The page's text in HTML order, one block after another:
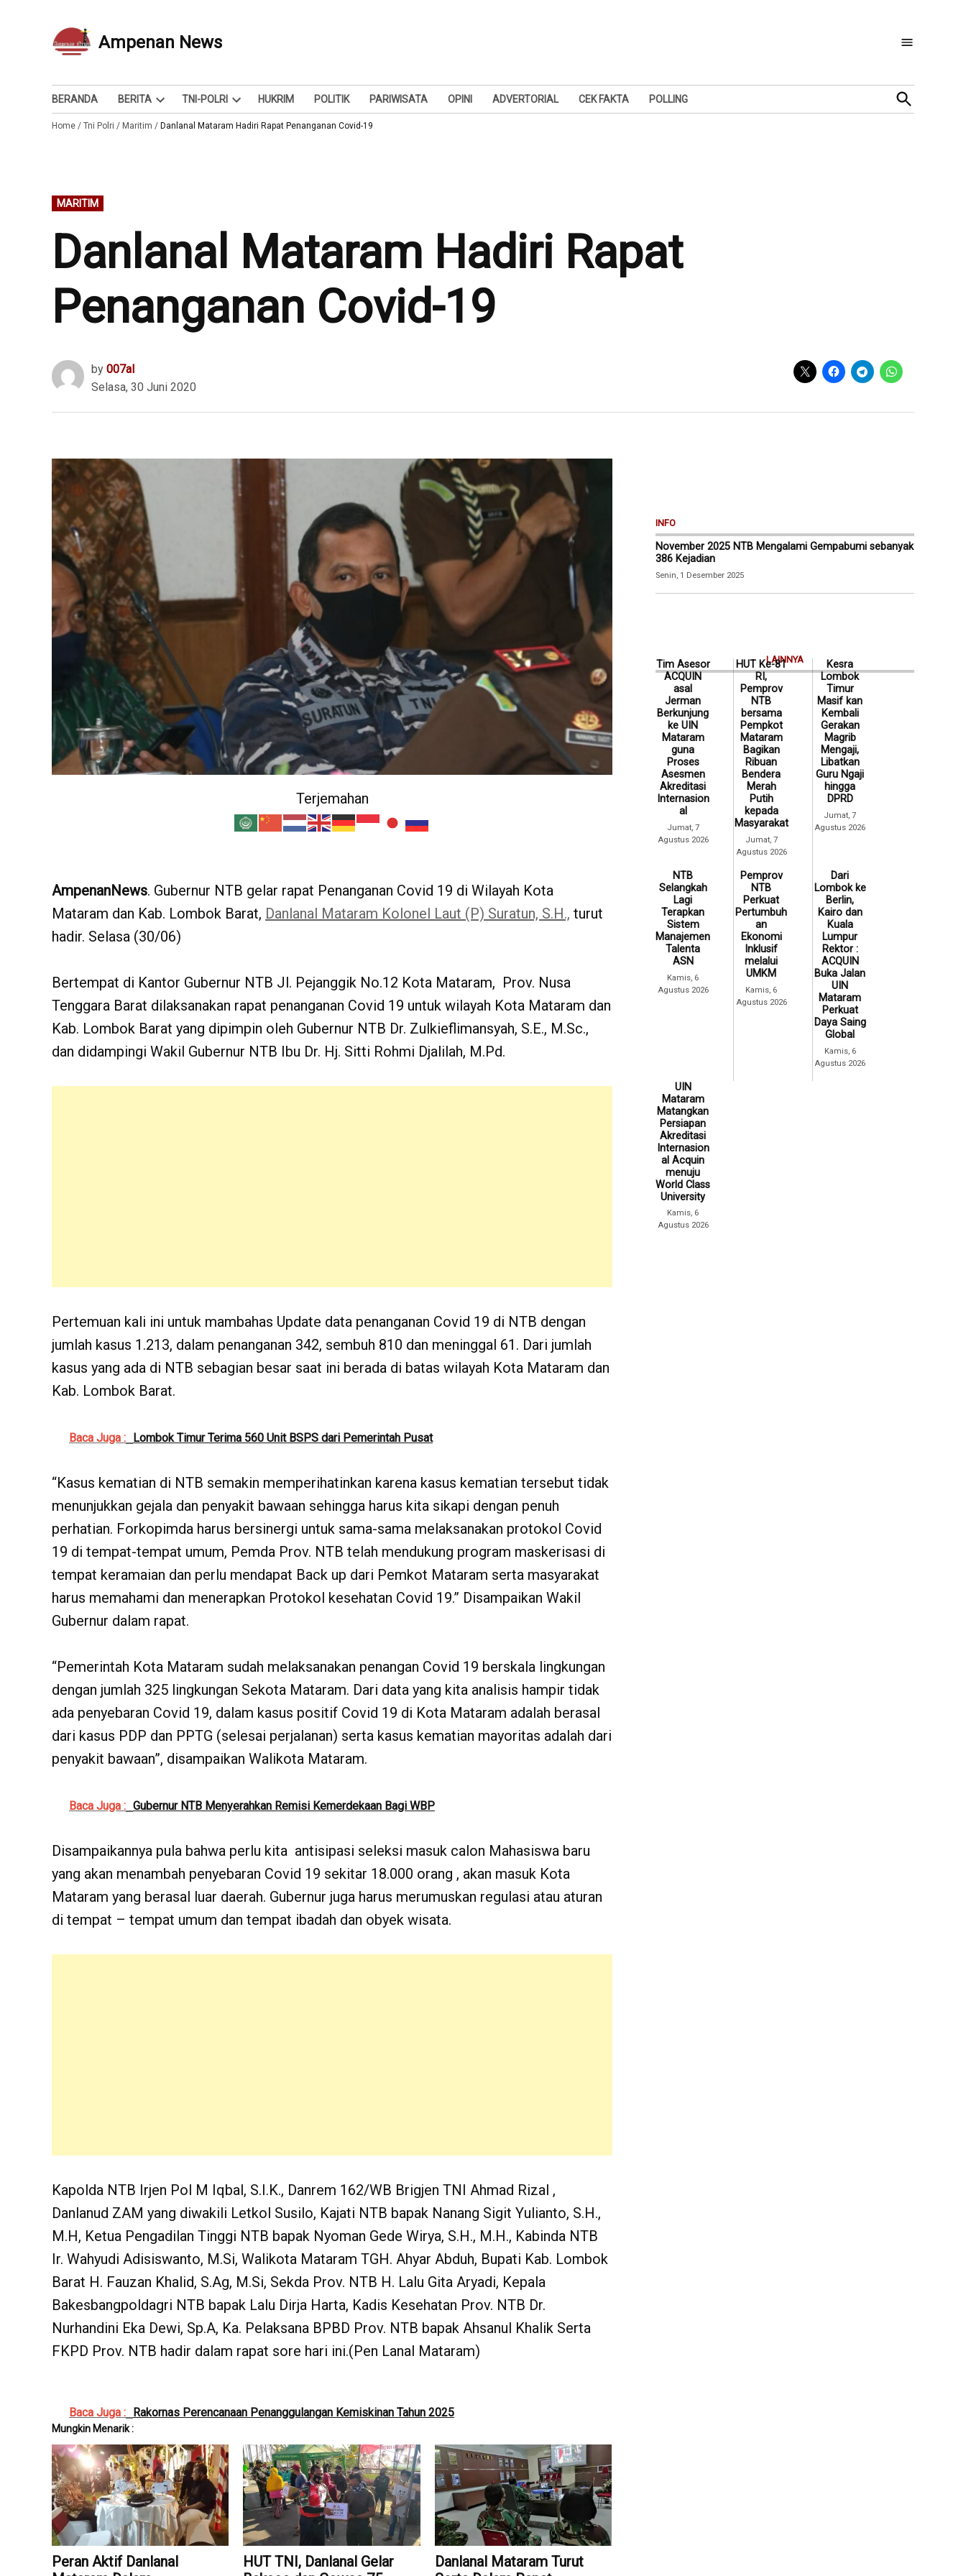
Ampenan News
Berita dan Info
BERANDA BERITA
Open
dropdown
TNI-POLRI
Open
dropdown
HUKRIM POLITIK PARIWISATA OPINI ADVERTORIAL CEK FAKTA POLLING
Open
Search
Home / Tni Polri / Maritim / Danlanal Mataram Hadiri Rapat Penanganan Covid-19
POSTED
IN
MARITIM
Danlanal Mataram Hadiri Rapat
Penanganan Covid-19
by 007al
Selasa, 30 Juni 2020
Terjemahan
AmpenanNews. Gubernur NTB gelar rapat Penanganan Covid 19 di Wilayah Kota
Mataram dan Kab. Lombok Barat, Danlanal Mataram Kolonel Laut (P) Suratun, S.H., turut
hadir. Selasa (30/06)
Bertempat di Kantor Gubernur NTB Jl. Pejanggik No.12 Kota Mataram, Prov. Nusa
Tenggara Barat dilaksanakan rapat penanganan Covid 19 untuk wilayah Kota Mataram dan
Kab. Lombok Barat yang dipimpin oleh Gubernur NTB Dr. Zulkieflimansyah, S.E., M.Sc.,
dan didampingi Wakil Gubernur NTB Ibu Dr. Hj. Sitti Rohmi Djalilah, M.Pd.
Pertemuan kali ini untuk mambahas Update data penanganan Covid 19 di NTB dengan
jumlah kasus 1.213, dalam penanganan 342, sembuh 810 dan meninggal 61. Dari jumlah
kasus yang ada di NTB sebagian besar saat ini berada di batas wilayah Kota Mataram dan
Kab. Lombok Barat.
Baca Juga : Lombok Timur Terima 560 Unit BSPS dari Pemerintah Pusat
“Kasus kematian di NTB semakin memperihatinkan karena kasus kematian tersebut tidak
menunjukkan gejala dan penyakit bawaan sehingga harus kita sikapi dengan penuh
perhatian. Forkopimda harus bersinergi untuk sama-sama melaksanakan protokol Covid
19 di tempat-tempat umum, Pemda Prov. NTB telah mendukung program maskerisasi di
tempat keramaian dan perlu mendapat Back up dari Pemkot Mataram serta masyarakat
harus memahami dan menerapkan Protokol kesehatan Covid 19.” Disampaikan Wakil
Gubernur dalam rapat.
“Pemerintah Kota Mataram sudah melaksanakan penangan Covid 19 berskala lingkungan
dengan jumlah 325 lingkungan Sekota Mataram. Dari data yang kita analisis hampir tidak
ada penyebaran Covid 19, dalam kasus positif Covid 19 di Kota Mataram adalah berasal
dari kasus PDP dan PPTG (selesai perjalanan) serta kasus kematian mayoritas adalah dari
penyakit bawaan”, disampaikan Walikota Mataram.
Baca Juga : Gubernur NTB Menyerahkan Remisi Kemerdekaan Bagi WBP
Disampaikannya pula bahwa perlu kita antisipasi seleksi masuk calon Mahasiswa baru
yang akan menambah penyebaran Covid 19 sekitar 18.000 orang , akan masuk Kota
Mataram yang berasal luar daerah. Gubernur juga harus merumuskan regulasi atau aturan
di tempat – tempat umum dan tempat ibadah dan obyek wisata.
Kapolda NTB Irjen Pol M Iqbal, S.I.K., Danrem 162/WB Brigjen TNI Ahmad Rizal ,
Danlanud ZAM yang diwakili Letkol Susilo, Kajati NTB bapak Nanang Sigit Yulianto, S.H.,
M.H, Ketua Pengadilan Tinggi NTB bapak Nyoman Gede Wirya, S.H., M.H., Kabinda NTB
Ir. Wahyudi Adisiswanto, M.Si, Walikota Mataram TGH. Ahyar Abduh, Bupati Kab. Lombok
Barat H. Fauzan Khalid, S.Ag, M.Si, Sekda Prov. NTB H. Lalu Gita Aryadi, Kepala
Bakesbangpoldagri NTB bapak Lalu Dirja Harta, Kadis Kesehatan Prov. NTB Dr.
Nurhandini Eka Dewi, Sp.A, Ka. Pelaksana BPBD Prov. NTB bapak Ahsanul Khalik Serta
FKPD Prov. NTB hadir dalam rapat sore hari ini.(Pen Lanal Mataram)
Baca Juga : Rakornas Perencanaan Penanggulangan Kemiskinan Tahun 2025
Mungkin Menarik :
Peran Aktif Danlanal
HUT TNI, Danlanal Gelar
Danlanal Mataram Turut
INFO
November 2025 NTB Mengalami Gempabumi sebanyak
386 Kejadian
Senin, 1 Desember 2025
LAINNYA
Tim Asesor
ACQUIN
asal
Jerman
Berkunjung
ke UIN
Mataram
guna
Proses
Asesmen
Akreditasi
Internasion
al
Jumat, 7
Agustus 2026
HUT Ke-81
RI,
Pemprov
NTB
bersama
Pempkot
Mataram
Bagikan
Ribuan
Bendera
Merah
Putih
kepada
Masyarakat
Jumat, 7
Agustus 2026
Kesra
Lombok
Timur
Masif kan
Kembali
Gerakan
Magrib
Mengaji,
Libatkan
Guru Ngaji
hingga
DPRD
Jumat, 7
Agustus 2026
NTB
Selangkah
Lagi
Terapkan
Sistem
Manajemen
Talenta
ASN
Kamis, 6
Agustus 2026
Pemprov
NTB
Perkuat
Pertumbuh
an
Ekonomi
Inklusif
melalui
UMKM
Kamis, 6
Agustus 2026
Dari
Lombok ke
Berlin,
Kairo dan
Kuala
Lumpur
Rektor :
ACQUIN
Buka Jalan
UIN
Mataram
Perkuat
Daya Saing
Global
Kamis, 6
Agustus 2026
UIN
Mataram
Matangkan
Persiapan
Akreditasi
Internasion
al Acquin
menuju
World Class
University
Kamis, 6
Agustus 2026